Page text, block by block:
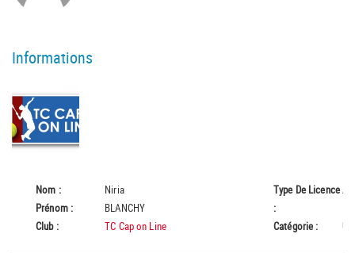
Informations
Nom :
Niria
Prénom :
BLANCHY
Club :
TC Cap on Line
Type De Licence
:
A
Catégorie :